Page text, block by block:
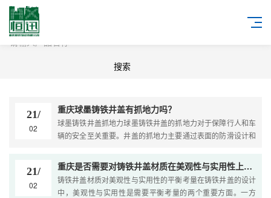
21/
02
重庆球墨铸铁井盖有抓地力吗？
球墨铸铁井盖抓地力球墨铸铁井盖的抓地力对于保障行人和车
辆的安全至关重要。井盖的抓地力主要通过表面的防滑设计和
墨铸铁井盖通常采用...
21/
02
重庆是否需要对铸铁井盖材质在美观性与实用性上进行平衡考量？
铸铁井盖材质对美观性与实用性的平衡考量在铸铁井盖的设计
中，美观性与实用性是需要平衡考量的两个重要方面。一方